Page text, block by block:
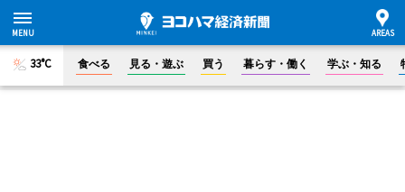
33°C 食べる 見る・遊ぶ 買う 暮らす・働く 学ぶ・知る